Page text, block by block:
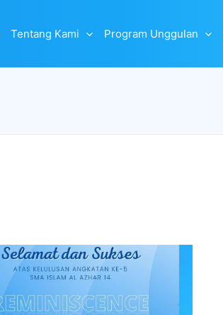
Tentang Kami Program Unggulan